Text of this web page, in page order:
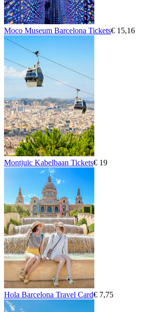
Moco Museum Barcelona Tickets€ 15,16
Montjuïc Kabelbaan Tickets€ 19
Hola Barcelona Travel Card€ 7,75